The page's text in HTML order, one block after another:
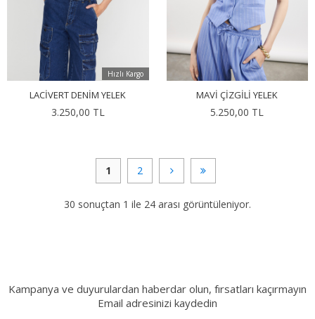
Hızlı Kargo
LACIVERT DENIM YELEK
3.250,00 TL
MAVI ÇIZGILI YELEK
5.250,00 TL
1 2
30 sonuçtan 1 ile 24 arası görüntüleniyor.
Kampanya ve duyurulardan haberdar olun, fırsatları kaçırmayın
Email adresinizi kaydedin